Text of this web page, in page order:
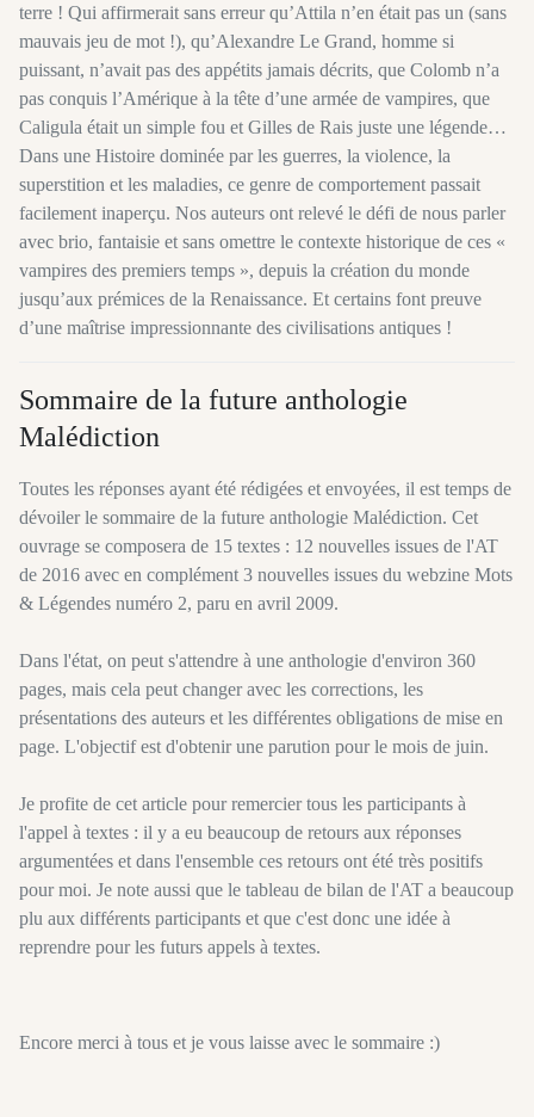
terre ! Qui affirmerait sans erreur qu’Attila n’en était pas un (sans
mauvais jeu de mot !), qu’Alexandre Le Grand, homme si
puissant, n’avait pas des appétits jamais décrits, que Colomb n’a
pas conquis l’Amérique à la tête d’une armée de vampires, que
Caligula était un simple fou et Gilles de Rais juste une légende…
Dans une Histoire dominée par les guerres, la violence, la
superstition et les maladies, ce genre de comportement passait
facilement inaperçu. Nos auteurs ont relevé le défi de nous parler
avec brio, fantaisie et sans omettre le contexte historique de ces «
vampires des premiers temps », depuis la création du monde
jusqu’aux prémices de la Renaissance. Et certains font preuve
d’une maîtrise impressionnante des civilisations antiques !
Sommaire de la future anthologie
Malédiction
Toutes les réponses ayant été rédigées et envoyées, il est temps de
dévoiler le sommaire de la future anthologie Malédiction. Cet
ouvrage se composera de 15 textes : 12 nouvelles issues de l'AT
de 2016 avec en complément 3 nouvelles issues du webzine Mots
& Légendes numéro 2, paru en avril 2009.
Dans l'état, on peut s'attendre à une anthologie d'environ 360
pages, mais cela peut changer avec les corrections, les
présentations des auteurs et les différentes obligations de mise en
page. L'objectif est d'obtenir une parution pour le mois de juin.
Je profite de cet article pour remercier tous les participants à
l'appel à textes : il y a eu beaucoup de retours aux réponses
argumentées et dans l'ensemble ces retours ont été très positifs
pour moi. Je note aussi que le tableau de bilan de l'AT a beaucoup
plu aux différents participants et que c'est donc une idée à
reprendre pour les futurs appels à textes.
Encore merci à tous et je vous laisse avec le sommaire :)